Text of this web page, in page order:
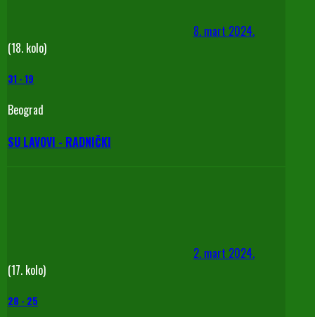
8. mart 2024.
(18. kolo)
31 - 19
Beograd
SU LAVOVI - RADNIČKI
2. mart 2024.
(17. kolo)
28 - 25